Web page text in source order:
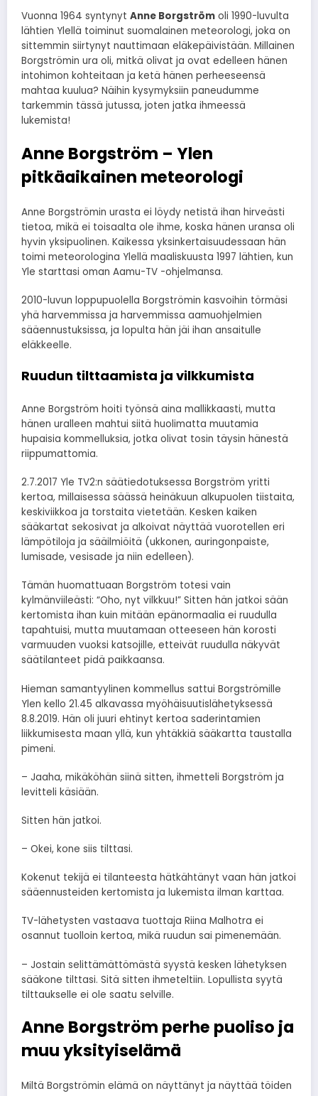
Vuonna 1964 syntynyt Anne Borgström oli 1990-luvulta
lähtien Ylellä toiminut suomalainen meteorologi, joka on
sittemmin siirtynyt nauttimaan eläkepäivistään. Millainen
Borgströmin ura oli, mitkä olivat ja ovat edelleen hänen
intohimon kohteitaan ja ketä hänen perheeseensä
mahtaa kuulua? Näihin kysymyksiin paneudumme
tarkemmin tässä jutussa, joten jatka ihmeessä
lukemista!
Anne Borgström – Ylen
pitkäaikainen meteorologi
Anne Borgströmin urasta ei löydy netistä ihan hirveästi
tietoa, mikä ei toisaalta ole ihme, koska hänen uransa oli
hyvin yksipuolinen. Kaikessa yksinkertaisuudessaan hän
toimi meteorologina Ylellä maaliskuusta 1997 lähtien, kun
Yle starttasi oman Aamu-TV -ohjelmansa.
2010-luvun loppupuolella Borgströmin kasvoihin törmäsi
yhä harvemmissa ja harvemmissa aamuohjelmien
sääennustuksissa, ja lopulta hän jäi ihan ansaitulle
eläkkeelle.
Ruudun tilttaamista ja vilkkumista
Anne Borgström hoiti työnsä aina mallikkaasti, mutta
hänen uralleen mahtui siitä huolimatta muutamia
hupaisia kommelluksia, jotka olivat tosin täysin hänestä
riippumattomia.
2.7.2017 Yle TV2:n säätiedotuksessa Borgström yritti
kertoa, millaisessa säässä heinäkuun alkupuolen tiistaita,
keskiviikkoa ja torstaita vietetään. Kesken kaiken
sääkartat sekosivat ja alkoivat näyttää vuorotellen eri
lämpötiloja ja sääilmiöitä (ukkonen, auringonpaiste,
lumisade, vesisade ja niin edelleen).
Tämän huomattuaan Borgström totesi vain
kylmänviileästi: “Oho, nyt vilkkuu!” Sitten hän jatkoi sään
kertomista ihan kuin mitään epänormaalia ei ruudulla
tapahtuisi, mutta muutamaan otteeseen hän korosti
varmuuden vuoksi katsojille, etteivät ruudulla näkyvät
säätilanteet pidä paikkaansa.
Hieman samantyylinen kommellus sattui Borgströmille
Ylen kello 21.45 alkavassa myöhäisuutislähetyksessä
8.8.2019. Hän oli juuri ehtinyt kertoa saderintamien
liikkumisesta maan yllä, kun yhtäkkiä sääkartta taustalla
pimeni.
– Jaaha, mikäköhän siinä sitten, ihmetteli Borgström ja
levitteli käsiään.
Sitten hän jatkoi.
– Okei, kone siis tilttasi.
Kokenut tekijä ei tilanteesta hätkähtänyt vaan hän jatkoi
sääennusteiden kertomista ja lukemista ilman karttaa.
TV-lähetysten vastaava tuottaja Riina Malhotra ei
osannut tuolloin kertoa, mikä ruudun sai pimenemään.
– Jostain selittämättömästä syystä kesken lähetyksen
sääkone tilttasi. Sitä sitten ihmeteltiin. Lopullista syytä
tilttaukselle ei ole saatu selville.
Anne Borgström perhe puoliso ja
muu yksityiselämä
Miltä Borgströmin elämä on näyttänyt ja näyttää töiden